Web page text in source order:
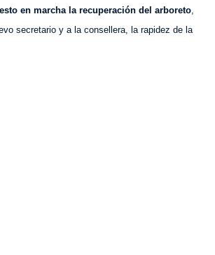
en marcha la recuperación del arboreto
secretario y a la consellera, la rapidez de la